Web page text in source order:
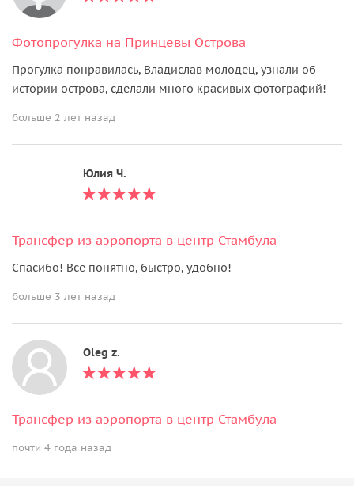
Фотопрогулка на Принцевы Острова
Прогулка понравилась, Владислав молодец, узнали об
истории острова, сделали много красивых фотографий!
больше 2 лет назад
Юлия Ч.
Трансфер из аэропорта в центр Стамбула
Спасибо! Все понятно, быстро, удобно!
больше 3 лет назад
Oleg z.
Трансфер из аэропорта в центр Стамбула
почти 4 года назад